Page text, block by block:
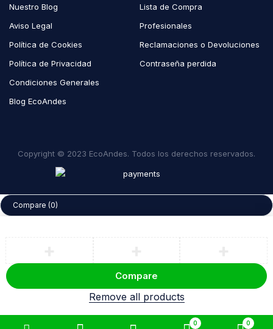
Nuestro Blog
Aviso Legal
Política de Cookies
Política de Privacidad
Condiciones Generales
Blog EcoAndes
Lista de Compra
Profesionales
Reclamaciones o Devoluciones
Contraseña perdida
Copyright © 2023 EcoAndes. Todos los derechos reservados.
0 0
Compare (0)
Compare
Remove all products